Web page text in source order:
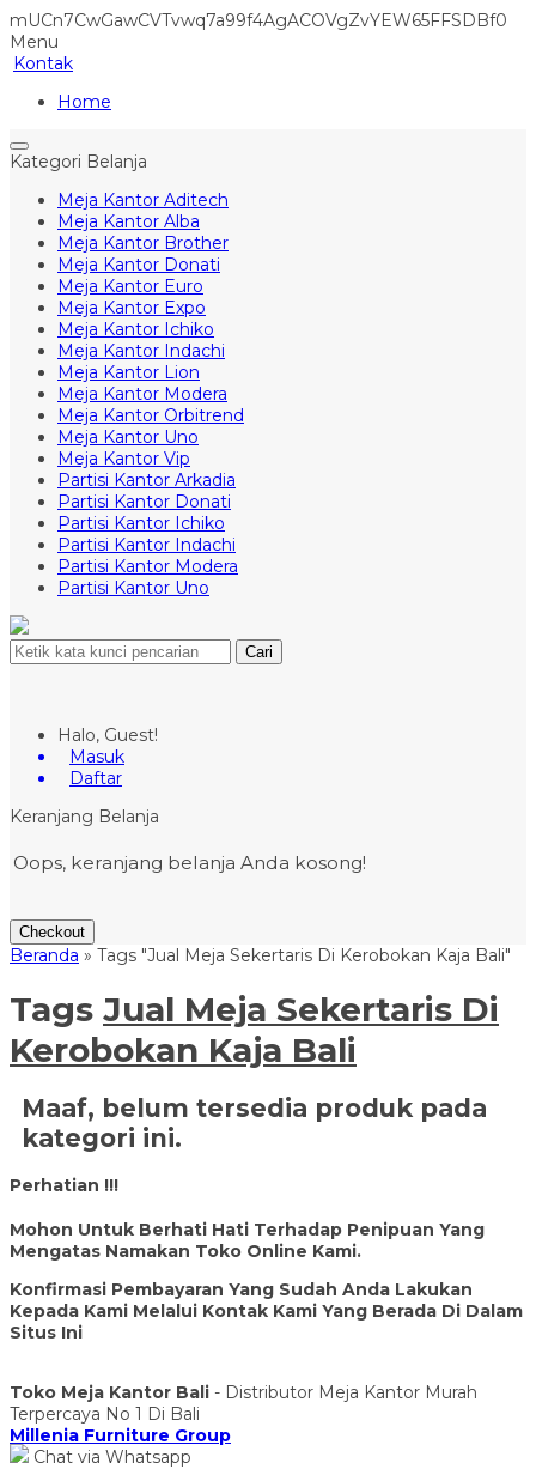
mUCn7CwGawCVTvwq7a99f4AgACOVgZvYEW65FFSDBf0
Menu
Kontak
Home
Kategori Belanja
Meja Kantor Aditech
Meja Kantor Alba
Meja Kantor Brother
Meja Kantor Donati
Meja Kantor Euro
Meja Kantor Expo
Meja Kantor Ichiko
Meja Kantor Indachi
Meja Kantor Lion
Meja Kantor Modera
Meja Kantor Orbitrend
Meja Kantor Uno
Meja Kantor Vip
Partisi Kantor Arkadia
Partisi Kantor Donati
Partisi Kantor Ichiko
Partisi Kantor Indachi
Partisi Kantor Modera
Partisi Kantor Uno
Cari
Halo, Guest!
Masuk
Daftar
Keranjang Belanja
Oops, keranjang belanja Anda kosong!
Checkout
Beranda » Tags "Jual Meja Sekertaris Di Kerobokan Kaja Bali"
Tags Jual Meja Sekertaris Di
Kerobokan Kaja Bali
Maaf, belum tersedia produk pada
kategori ini.
Perhatian !!!
Mohon Untuk Berhati Hati Terhadap Penipuan Yang
Mengatas Namakan Toko Online Kami.
Konfirmasi Pembayaran Yang Sudah Anda Lakukan
Kepada Kami Melalui Kontak Kami Yang Berada Di Dalam
Situs Ini
Toko Meja Kantor Bali - Distributor Meja Kantor Murah
Terpercaya No 1 Di Bali
Millenia Furniture Group
Chat via Whatsapp